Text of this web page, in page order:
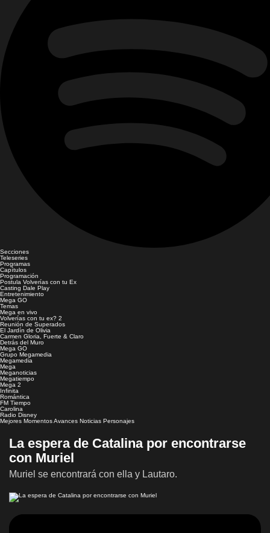
Secciones
Teleseries
Programas
Capítulos
Programación
Postula Volverías con tu Ex
Casting Dale Play
Entretenimiento
Mega GO
Temas
Mega en vivo
Volverías con tu ex? 2
Reunión de Superados
El Jardín de Olivia
Carmen Gloria, Fuerte & Claro
Detrás del Muro
Mega GO
Grupo Megamedia
Megamedia
Mega
Meganoticias
Megatiempo
Mega 2
Infinita
Romántica
FM Tiempo
Carolina
Radio Disney
Mejores MomentosAvances Noticias Personajes
La espera de Catalina por encontrarse
con Muriel
Muriel se encontrará con ella y Lautaro.